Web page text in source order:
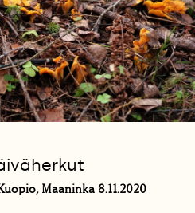
Maaninka 8.11.2020